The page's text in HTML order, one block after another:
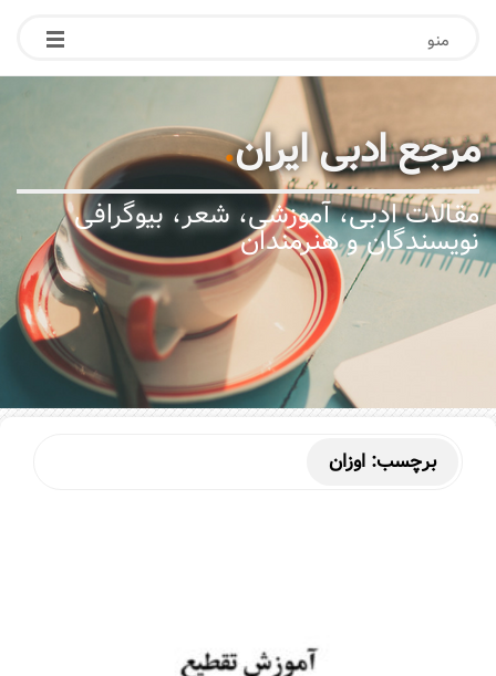
منو
مرجع ادبی ایران.
مقالات ادبی، آموزشی، شعر، بیوگرافی
نویسندگان و هنرمندان
برچسب: اوزان